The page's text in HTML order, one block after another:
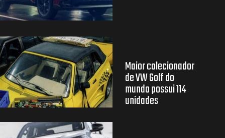
Maior colecionador
de VW Golf do
mundo possui 114
unidades